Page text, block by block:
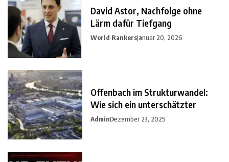
David Astor, Nachfolge ohne
Lärm dafür Tiefgang
World RankersJanuar 20, 2026
Offenbach im Strukturwandel:
Wie sich ein unterschätzter
AdminDezember 23, 2025